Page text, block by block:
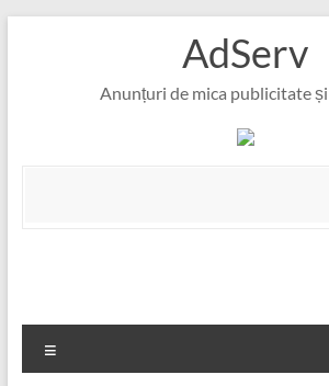
AdServ
Anunțuri de mica publicitate